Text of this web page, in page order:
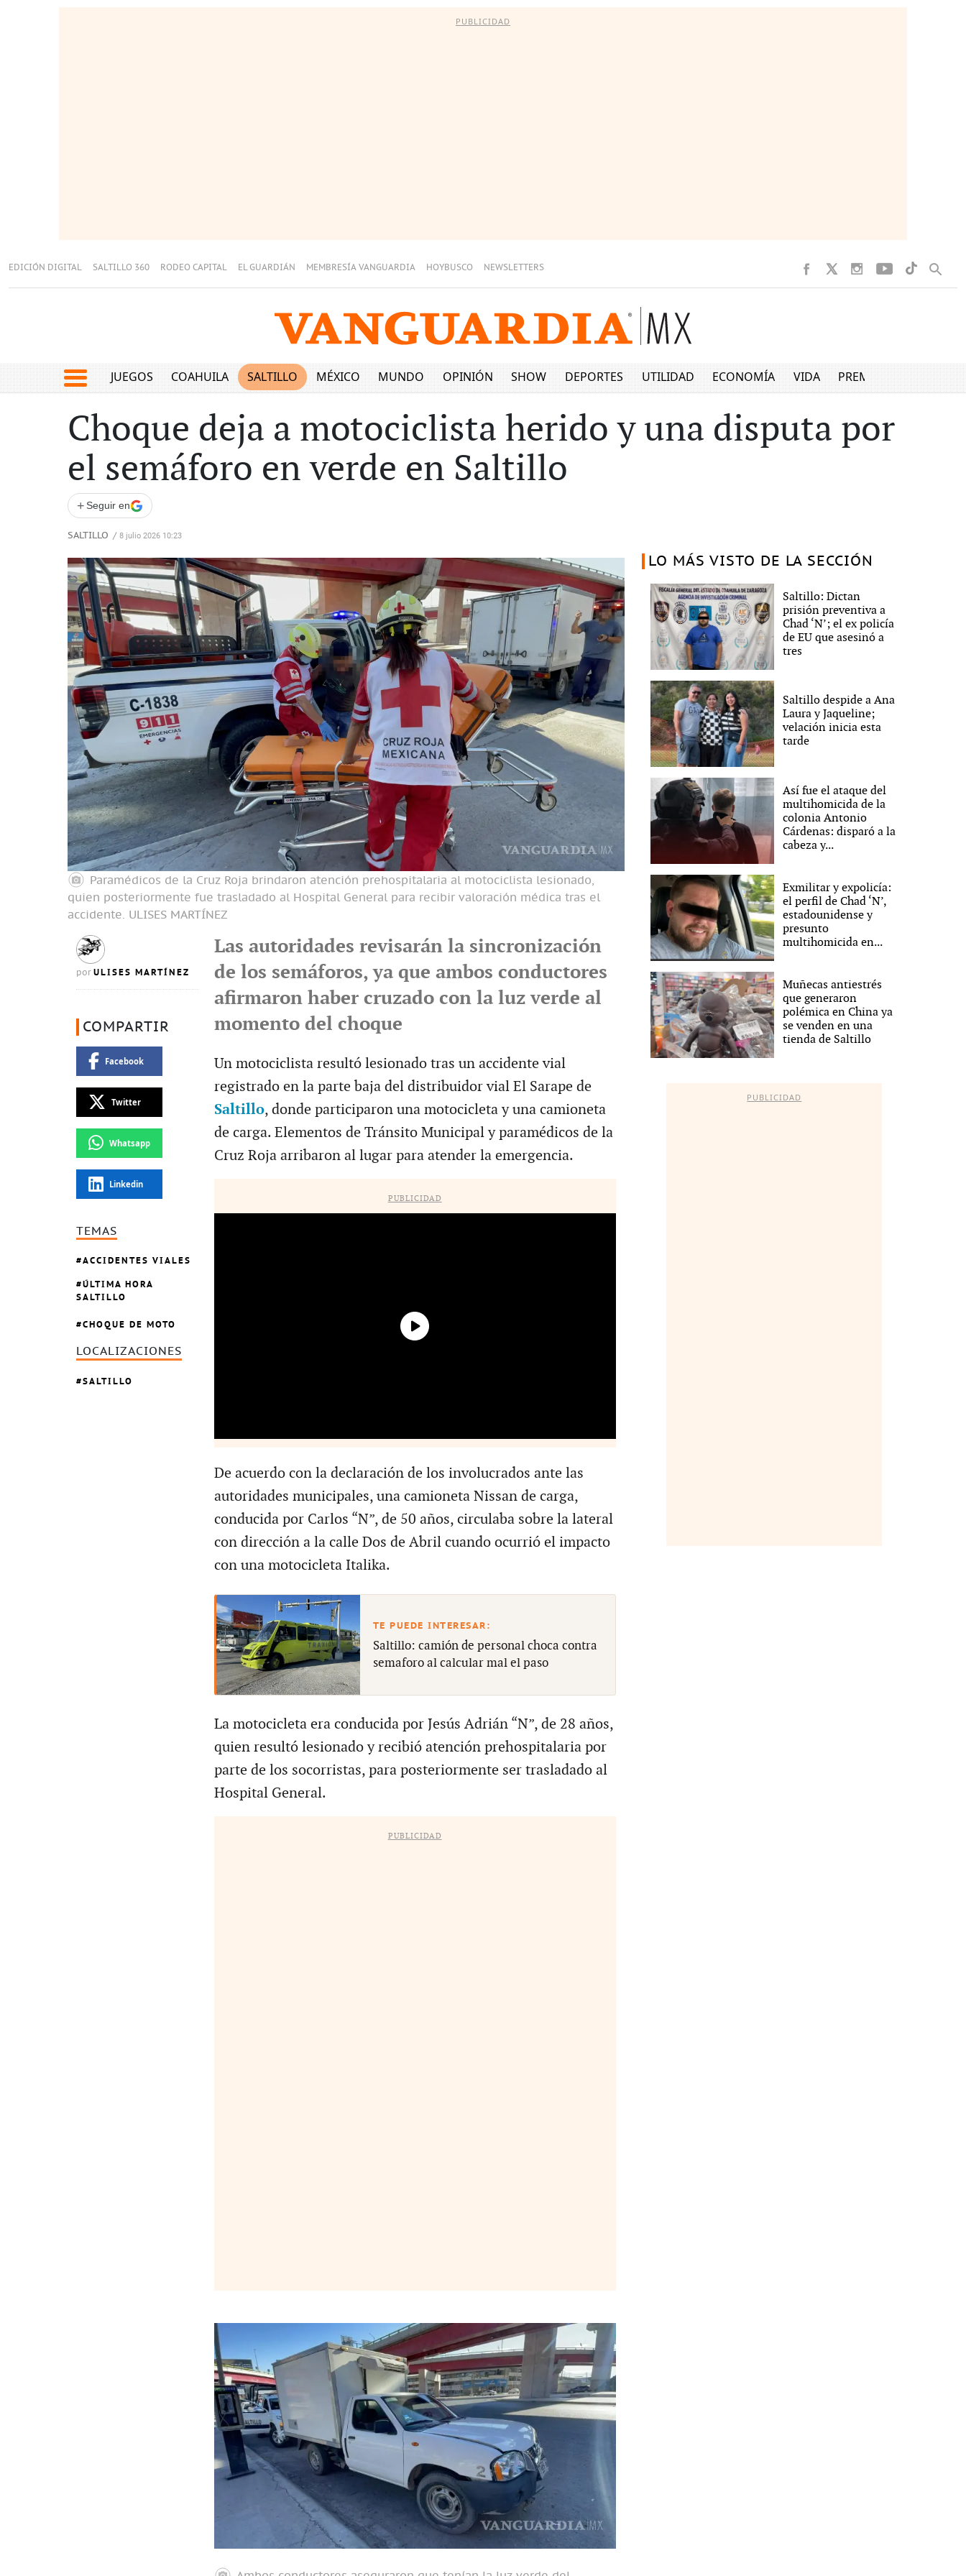
PUBLICIDAD
EDICIÓN DIGITAL SALTILLO 360 RODEO CAPITAL EL GUARDIÁN MEMBRESÍA VANGUARDIA HOYBUSCO NEWSLETTERS
JUEGOS COAHUILA SALTILLO MÉXICO MUNDO OPINIÓN SHOW DEPORTES UTILIDAD ECONOMÍA VIDA PREMIUM
Choque deja a motociclista herido y una disputa por
el semáforo en verde en Saltillo
+ Seguir en
SALTILLO / 8 julio 2026 10:23
Paramédicos de la Cruz Roja brindaron atención prehospitalaria al motociclista lesionado,
quien posteriormente fue trasladado al Hospital General para recibir valoración médica tras el
accidente. ULISES MARTÍNEZ
por ULISES MARTÍNEZ
COMPARTIR
Facebook
Twitter
Whatsapp
Linkedin
TEMAS
ACCIDENTES VIALES
ÚLTIMA HORA
SALTILLO
CHOQUE DE MOTO
LOCALIZACIONES
SALTILLO
Las autoridades revisarán la sincronización
de los semáforos, ya que ambos conductores
afirmaron haber cruzado con la luz verde al
momento del choque
Un motociclista resultó lesionado tras un accidente vial
registrado en la parte baja del distribuidor vial El Sarape de
Saltillo, donde participaron una motocicleta y una camioneta
de carga. Elementos de Tránsito Municipal y paramédicos de la
Cruz Roja arribaron al lugar para atender la emergencia.
PUBLICIDAD
De acuerdo con la declaración de los involucrados ante las
autoridades municipales, una camioneta Nissan de carga,
conducida por Carlos “N”, de 50 años, circulaba sobre la lateral
con dirección a la calle Dos de Abril cuando ocurrió el impacto
con una motocicleta Italika.
Saltillo: camión de personal choca contra
semaforo al calcular mal el paso
La motocicleta era conducida por Jesús Adrián “N”, de 28 años,
quien resultó lesionado y recibió atención prehospitalaria por
parte de los socorristas, para posteriormente ser trasladado al
Hospital General.
PUBLICIDAD
LO MÁS VISTO DE LA SECCIÓN
Saltillo: Dictan
prisión preventiva a
Chad ‘N’; el ex policía
de EU que asesinó a
tres
Saltillo despide a Ana
Laura y Jaqueline;
velación inicia esta
tarde
Así fue el ataque del
multihomicida de la
colonia Antonio
Cárdenas: disparó a la
cabeza y...
Exmilitar y expolicía:
el perfil de Chad ‘N’,
estadounidense y
presunto
multihomicida en...
Muñecas antiestrés
que generaron
polémica en China ya
se venden en una
tienda de Saltillo
PUBLICIDAD